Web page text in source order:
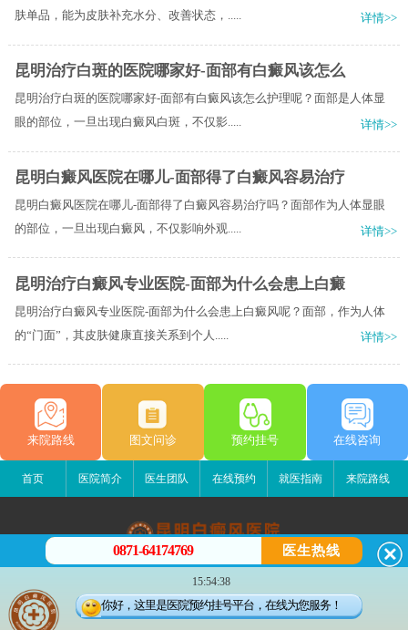
肤单品，能为皮肤补充水分、改善状态，.....
详情>>
昆明治疗白斑的医院哪家好-面部有白癜风该怎么
昆明治疗白斑的医院哪家好-面部有白癜风该怎么护理呢？面部是人体显
眼的部位，一旦出现白癜风白斑，不仅影.....
详情>>
昆明白癜风医院在哪儿-面部得了白癜风容易治疗
昆明白癜风医院在哪儿-面部得了白癜风容易治疗吗？面部作为人体显眼
的部位，一旦出现白癜风，不仅影响外观.....
详情>>
昆明治疗白癜风专业医院-面部为什么会患上白癜
昆明治疗白癜风专业医院-面部为什么会患上白癜风呢？面部，作为人体
的“门面”，其皮肤健康直接关系到个人.....
详情>>
来院路线 图文问诊 预约挂号 在线咨询
首页 医院简介 医生团队 在线预约 就医指南 来院路线
昆明白癜风医院
昆明市五华区护国路2号
版权所有：昆明白癜风医院
0871-64174769 医生热线
15:54:38
你好，这里是医院预约挂号平台，在线为您服务！